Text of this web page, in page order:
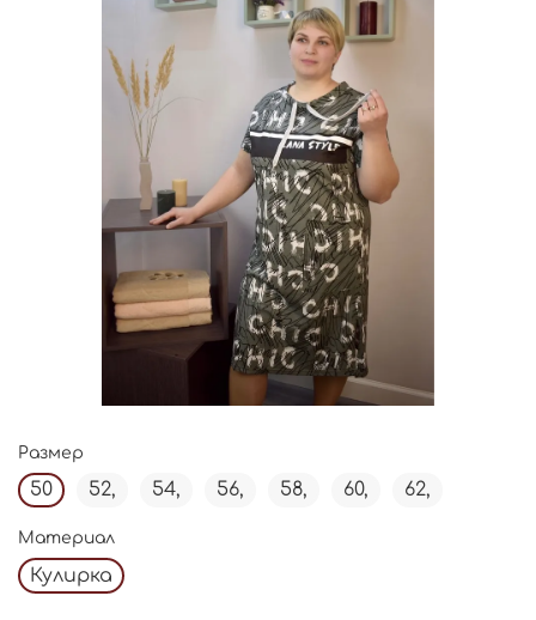
Размер
50 52, 54, 56, 58, 60, 62,
Материал
Кулирка